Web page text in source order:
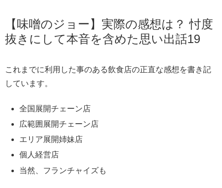
【味噌のジョー】実際の感想は？ 忖度
抜きにして本音を含めた思い出話19
これまでに利用した事のある飲食店の正直な感想を書き記
しています。
全国展開チェーン店
広範囲展開チェーン店
エリア展開姉妹店
個人経営店
当然、フランチャイズも